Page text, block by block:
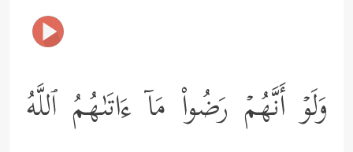
وَلَوۡ أَنَّهُمۡ رَضُواْ مَاۤ ءَاتَىٰهُمُ ٱللَّهُ